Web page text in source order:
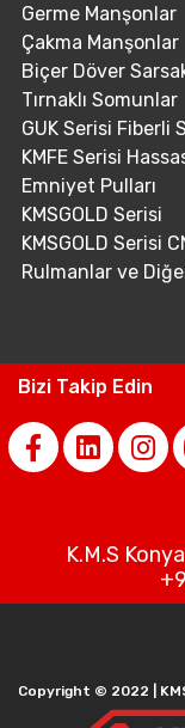
Germe Manşonlar
Çakma Manşonlar
Biçer Döver
Tırnaklı Somunlar
GUK Serisi Fiberli
KMFE Serisi
Emniyet Pulları
KMSGOLD Serisi
KMSGOLD Serisi
Rulmanlar ve
Bizi Takip Edin
K.M.S
Copyright © 2022 |